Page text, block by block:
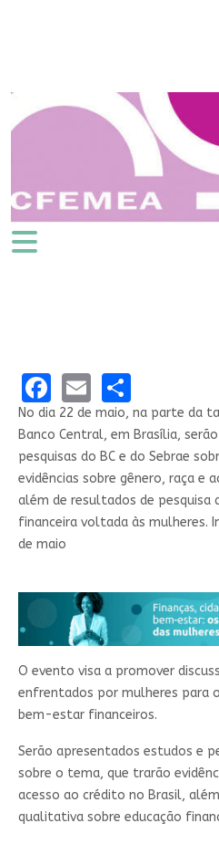
Facebook
EmailShare
No dia 22 de maio, na parte da
Banco Central, em Brasília,
pesquisas do BC e do Sebrae
evidências sobre gênero, raça e
além de resultados de pesquisa
financeira voltada às mulheres.
de maio
O evento visa a promover
enfrentados por mulheres para
bem-estar financeiros.
Serão apresentados​ estudos e
sobre o tema, que trarão
acesso ao crédito no Brasil,
qualitativa sobre educação